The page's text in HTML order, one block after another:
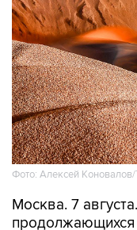
Фото: Алексей
Москва. 7
продолжающихся